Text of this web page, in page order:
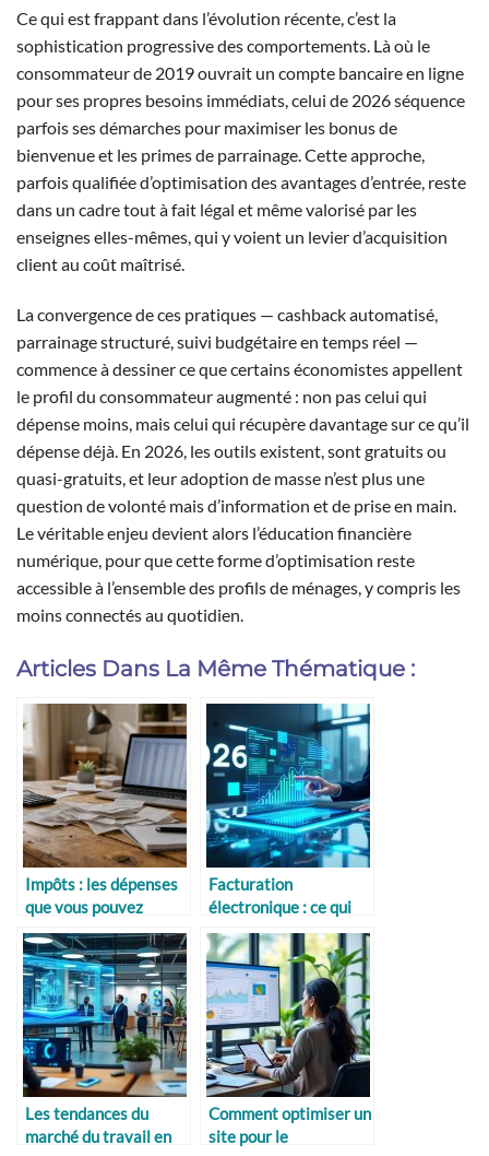
Ce qui est frappant dans l’évolution récente, c’est la
sophistication progressive des comportements. Là où le
consommateur de 2019 ouvrait un compte bancaire en ligne
pour ses propres besoins immédiats, celui de 2026 séquence
parfois ses démarches pour maximiser les bonus de
bienvenue et les primes de parrainage. Cette approche,
parfois qualifiée d’optimisation des avantages d’entrée, reste
dans un cadre tout à fait légal et même valorisé par les
enseignes elles-mêmes, qui y voient un levier d’acquisition
client au coût maîtrisé.
La convergence de ces pratiques — cashback automatisé,
parrainage structuré, suivi budgétaire en temps réel —
commence à dessiner ce que certains économistes appellent
le profil du consommateur augmenté : non pas celui qui
dépense moins, mais celui qui récupère davantage sur ce qu’il
dépense déjà. En 2026, les outils existent, sont gratuits ou
quasi-gratuits, et leur adoption de masse n’est plus une
question de volonté mais d’information et de prise en main.
Le véritable enjeu devient alors l’éducation financière
numérique, pour que cette forme d’optimisation reste
accessible à l’ensemble des profils de ménages, y compris les
moins connectés au quotidien.
Articles Dans La Même Thématique :
Impôts : les dépenses
que vous pouvez
déduire selon votre
situation
Facturation
électronique : ce qui
change en 2026
Les tendances du
marché du travail en
Comment optimiser un
site pour le